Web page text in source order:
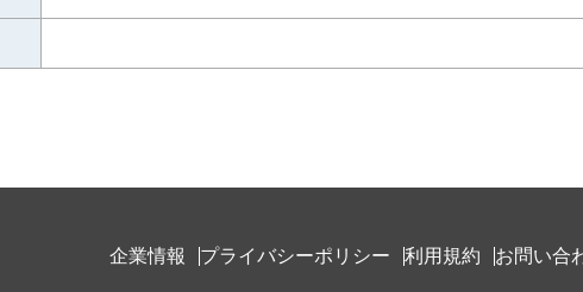
企業情報 プライバシーポリシー 利用規約 お問い合